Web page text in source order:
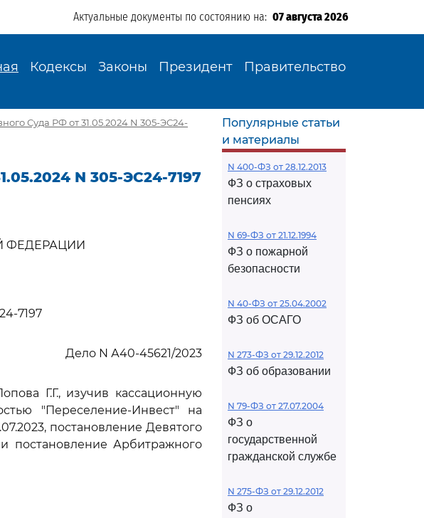
Актуальные документы по состоянию на: 07 августа 2026
Кодексы Законы Президент Правительство
Суда РФ от 31.05.2024 N 305-ЭС24-
N 305-ЭС24-7197
ФЕДЕРАЦИИ
7197
Дело N А40-45621/2023
Г.Г., изучив кассационную
"Переселение-Инвест" на
постановление Девятого
постановление Арбитражного
Популярные статьи
и материалы
N 400-ФЗ от 28.12.2013
ФЗ о страховых
пенсиях
N 69-ФЗ от 21.12.1994
ФЗ о пожарной
безопасности
N 40-ФЗ от 25.04.2002
ФЗ об ОСАГО
N 273-ФЗ от 29.12.2012
ФЗ об образовании
N 79-ФЗ от 27.07.2004
ФЗ о
государственной
гражданской службе
N 275-ФЗ от 29.12.2012
ФЗ о